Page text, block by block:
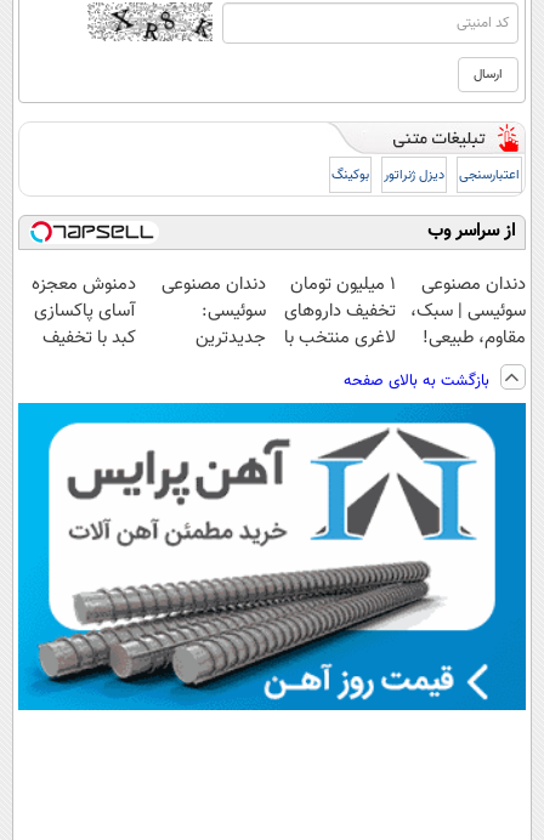
اعتبارسنجی دیزل ژنراتور بوکینگ
از سراسر وب
دندان مصنوعی
سوئیسی | سبک،
مقاوم، طبیعی!
ویزیت
رایگان+پرداخت
اقساطی😍
۱ میلیون تومان
تخفیف داروهای
لاغری منتخب با
داروخانه نزدیکت
دندان مصنوعی
سوئیسی:
جدیدترین
پرداخت قسطی
دمنوش معجزه
آسای پاکسازی
کبد با تخفیف
بازگشت به بالای صفحه